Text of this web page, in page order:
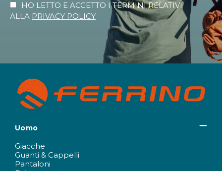
HO LETTO E ACCETTO I TERMINI RELATIVI
ALLA PRIVACY POLICY
Uomo
Giacche
Guanti & Cappelli
Pantaloni